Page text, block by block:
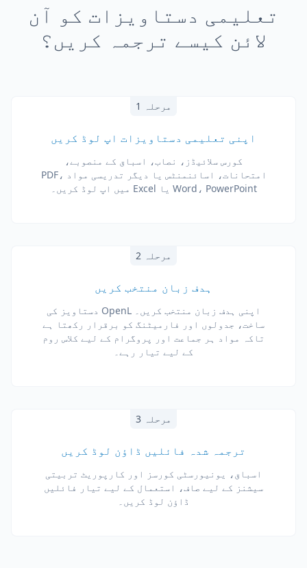
تعلیمی دستاویزات کو آن
لائن کیسے ترجمہ کریں؟
مرحلہ 1
اپنی تعلیمی دستاویزات اپ لوڈ کریں
کورس سلائیڈز، نصاب، اسباق کے منصوبے،
امتحانات، اسائنمنٹس یا دیگر تدریسی مواد PDF،
Word، PowerPoint یا Excel میں اپ لوڈ کریں۔
مرحلہ 2
ہدف زبان منتخب کریں
اپنی ہدف زبان منتخب کریں۔ OpenL دستاویز کی
ساخت، جدولوں اور فارمیٹنگ کو برقرار رکھتا ہے
تاکہ مواد ہر جماعت اور پروگرام کے لیے کلاس روم
کے لیے تیار رہے۔
مرحلہ 3
ترجمہ شدہ فائلیں ڈاؤن لوڈ کریں
اسباق، یونیورسٹی کورسز اور کارپوریٹ تربیتی
سیشنز کے لیے صاف، استعمال کے لیے تیار فائلیں
ڈاؤن لوڈ کریں۔